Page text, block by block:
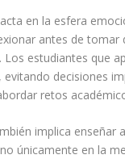
en la esfera
antes de
estudiantes que
decisiones
retos
implica
únicamente en la